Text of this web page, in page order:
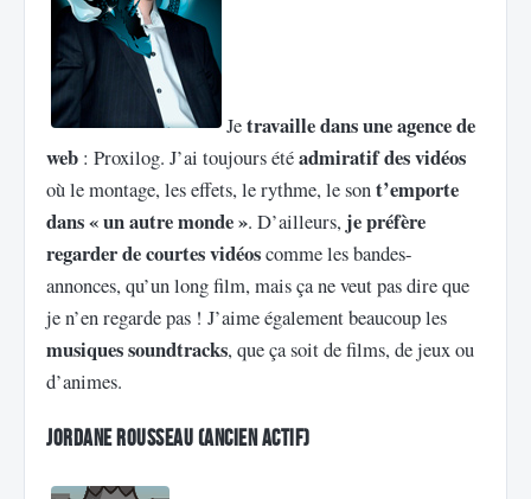
Jetravaille dans une agence de
web : Proxilog. J’ai toujours étéadmiratif des vidéos
où le montage, les effets, le rythme, le sont’emporte
dans « un autre monde ». D’ailleurs, je préfère
regarder de courtes vidéoscomme les bandes-
annonces, qu’un long film, mais ça ne veut pas dire que
je n’en regarde pas ! J’aime également beaucoup les
musiques soundtracks, que ça soit de films, de jeux ou
d’animes.
Jordane Rousseau (ancien actif)